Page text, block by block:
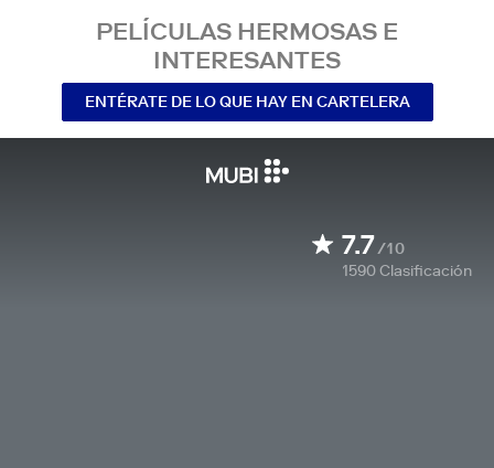
PELÍCULAS HERMOSAS E
INTERESANTES
ENTÉRATE DE LO QUE HAY EN CARTELERA
7.7/10
1590Clasificación